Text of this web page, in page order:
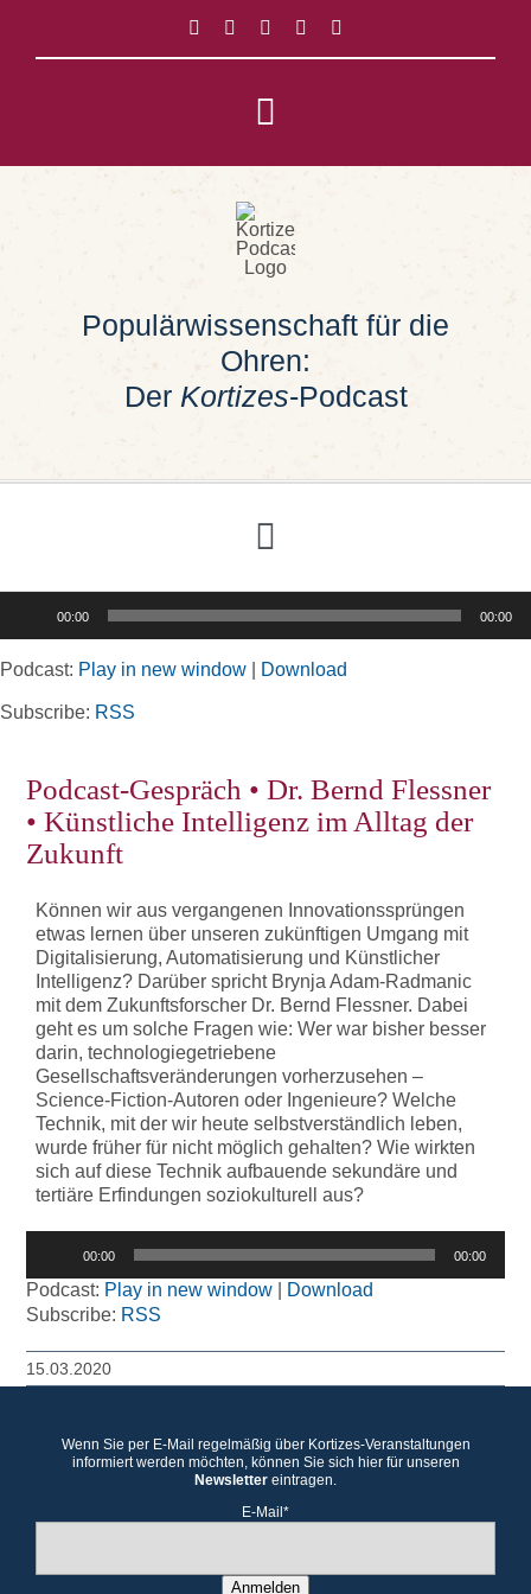
springen
Toggle
Navigation
Impressum
Datenschutz
Populärwissenschaft für die
Ohren:
Der Kortizes-Podcast
Toggle
Navigation
Rubriken
Kortizes Website
00:00 00:00
Podcast: Play in new window Download
Subscribe: RSS
Podcast-Gespräch • Dr. Bernd Flessner
• Künstliche Intelligenz im Alltag der
Zukunft
Können wir aus vergangenen Innovationssprüngen
etwas lernen über unseren zukünftigen Umgang mit
Digitalisierung, Automatisierung und Künstlicher
Intelligenz? Darüber spricht Brynja Adam-Radmanic
mit dem Zukunftsforscher Dr. Bernd Flessner. Dabei
geht es um solche Fragen wie: Wer war bisher besser
darin, technologiegetriebene
Gesellschaftsveränderungen vorherzusehen –
Science-Fiction-Autoren oder Ingenieure? Welche
Technik, mit der wir heute selbstverständlich leben,
wurde früher für nicht möglich gehalten? Wie wirkten
sich auf diese Technik aufbauende sekundäre und
tertiäre Erfindungen soziokulturell aus?
00:00 00:00
Podcast: Play in new window
Download
Subscribe: RSS
15.03.2020
Wenn Sie per E-Mail regelmäßig über Kortizes-Veranstaltungen
informiert werden möchten, können Sie sich hier für unseren
Newsletter eintragen.
E-Mail*
Anmelden